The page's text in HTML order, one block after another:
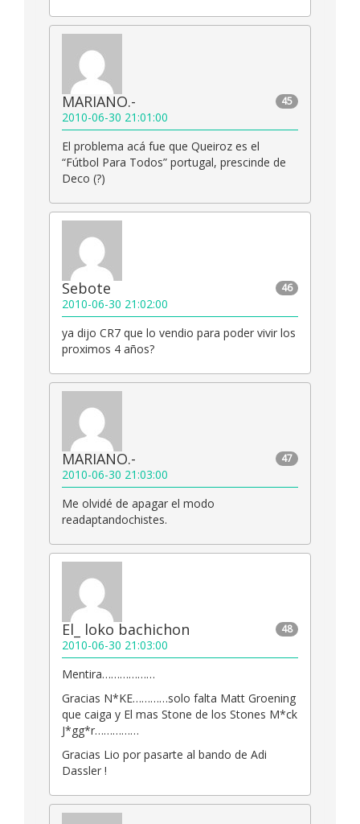
45
MARIANO.-
2010-06-30 21:01:00
El problema acá fue que Queiroz es el
“Fútbol Para Todos” portugal, prescinde de
Deco (?)
46
Sebote
2010-06-30 21:02:00
ya dijo CR7 que lo vendio para poder vivir los
proximos 4 años?
47
MARIANO.-
2010-06-30 21:03:00
Me olvidé de apagar el modo
readaptandochistes.
48
El_ loko bachichon
2010-06-30 21:03:00
Mentira………………
Gracias N*KE…………solo falta Matt Groening
que caiga y El mas Stone de los Stones M*ck
J*gg*r……………
Gracias Lio por pasarte al bando de Adi
Dassler !